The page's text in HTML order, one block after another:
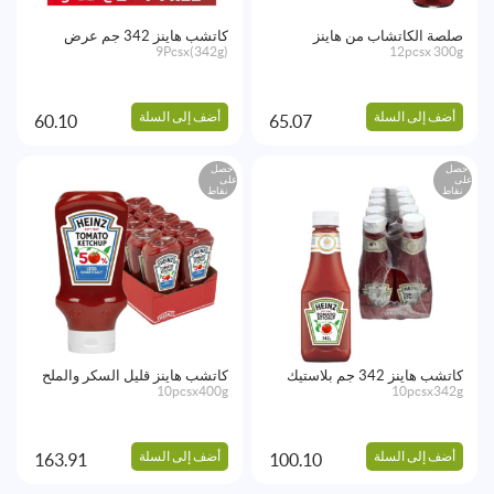
صلصة الكاتشاب من هاينز
12pcsx 300g
أضف إلى السلة 65.07
كاتشب هاينز 342 جم عرض
9Pcsx(342g)
أضف إلى السلة 60.10
احصل
على
نقاط
كاتشب هاينز 342 جم بلاستيك
10pcsx342g
أضف إلى السلة 100.10
احصل
على
نقاط
كاتشب هاينز قليل السكر والملح
10pcsx400g
أضف إلى السلة 163.91